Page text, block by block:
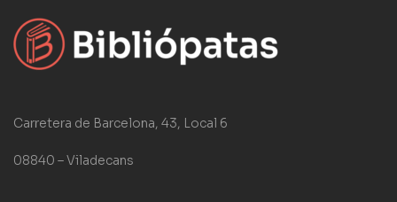
Carretera de Barcelona, 43, Local 6
08840 – Viladecans